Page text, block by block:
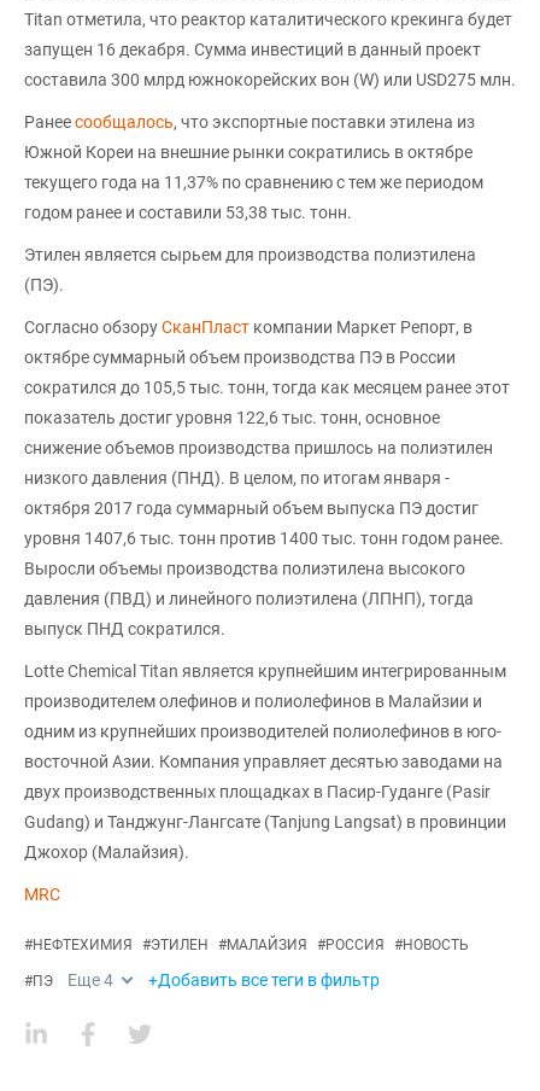
Titan отметила, что реактор каталитического крекинга будет
запущен 16 декабря. Сумма инвестиций в данный проект
составила 300 млрд южнокорейских вон (W) или USD275 млн.
Ранеесообщалось, что экспортные поставки этилена из
Южной Кореи на внешние рынки сократились в октябре
текущего года на 11,37% по сравнению с тем же периодом
годом ранее и составили 53,38 тыс. тонн.
Этилен является сырьем для производства полиэтилена
(ПЭ).
Согласно обзоруСканПласт компании Маркет Репорт, в
октябре суммарный объем производства ПЭ в России
сократился до 105,5 тыс. тонн, тогда как месяцем ранее этот
показатель достиг уровня 122,6 тыс. тонн, основное
снижение объемов производства пришлось на полиэтилен
низкого давления (ПНД). В целом, по итогам января -
октября 2017 года суммарный объем выпуска ПЭ достиг
уровня 1407,6 тыс. тонн против 1400 тыс. тонн годом ранее.
Выросли объемы производства полиэтилена высокого
давления (ПВД) и линейного полиэтилена (ЛПНП), тогда
выпуск ПНД сократился.
Lotte Chemical Titan является крупнейшим интегрированным
производителем олефинов и полиолефинов в Малайзии и
одним из крупнейших производителей полиолефинов в юго-
восточной Азии. Компания управляет десятью заводами на
двух производственных площадках в Пасир-Гуданге (Pasir
Gudang) и Танджунг-Лангсате (Tanjung Langsat) в провинции
Джохор (Малайзия).
MRC
#НЕФТЕХИМИЯ #ЭТИЛЕН #МАЛАЙЗИЯ #РОССИЯ #НОВОСТЬ
#ПЭ Еще4 +Добавить все теги в фильтр